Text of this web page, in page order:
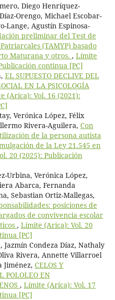
Diego Henríquez-
Orengo, Michael Escobar-
Lange, Agustín Espinosa-
preliminar del Test de
(TAMYP) basado
Maturana y otros. , Límite
continua [PC]
EL SUPUESTO DECLIVE DEL
EN LA PSICOLOGÍA
(Arica): Vol. 16 (2021):
Verónica López, Félix
Rivera-Aguilera, Con
de la persona autista
de la Ley 21.545 en
20 (2025): Publicación
Urbina, Verónica López,
Abarca, Fernanda
Sebastian Ortiz-Mallegas,
posiciones de
de convivencia escolar
, Límite (Arica): Vol. 20
[PC]
Jazmín Condeza Díaz, Nathaly
Rivera, Annette Villarroel
Jiménez, CELOS Y
POLOLEO EN
, Límite (Arica): Vol. 17
[PC]